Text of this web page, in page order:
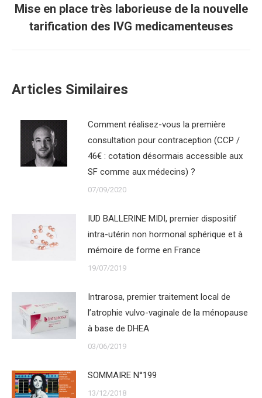
suivant
Mise en place très laborieuse de la nouvelle
tarification des IVG medicamenteuses
Articles Similaires
Comment réalisez-vous la première
consultation pour contraception (CCP /
46€ : cotation désormais accessible aux
SF comme aux médecins) ?
07/09/2020
IUD BALLERINE MIDI, premier dispositif
intra-utérin non hormonal sphérique et à
mémoire de forme en France
19/07/2019
Intrarosa, premier traitement local de
l’atrophie vulvo-vaginale de la ménopause
à base de DHEA
03/06/2019
SOMMAIRE N°199
13/12/2018